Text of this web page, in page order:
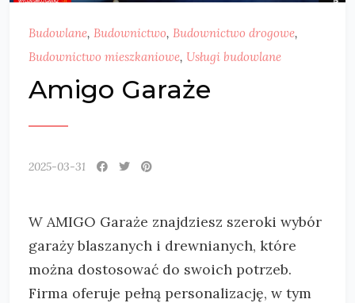
Budowlane, Budownictwo, Budownictwo drogowe,
Budownictwo mieszkaniowe, Usługi budowlane
Amigo Garaże
2025-03-31
W AMIGO Garaże znajdziesz szeroki wybór
garaży blaszanych i drewnianych, które
można dostosować do swoich potrzeb.
Firma oferuje pełną personalizację, w tym